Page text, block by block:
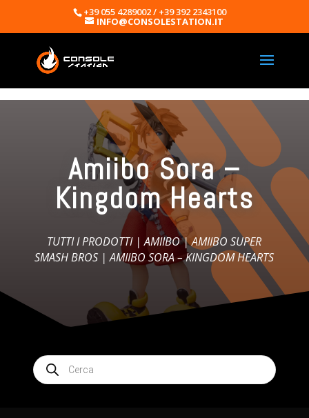
+39 055 4289002 / +39 392 2343100
INFO@CONSOLESTATION.IT
Amiibo Sora –
Kingdom Hearts
TUTTI I PRODOTTI|AMIIBO|AMIIBO SUPER
SMASH BROS | AMIIBO SORA – KINGDOM HEARTS
Products
search